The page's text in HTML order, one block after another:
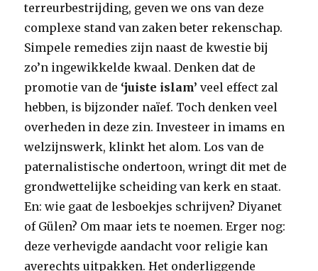
terreurbestrijding, geven we ons van deze
complexe stand van zaken beter rekenschap.
Simpele remedies zijn naast de kwestie bij
zo’n ingewikkelde kwaal. Denken dat de
promotie van de ‘juiste islam’ veel effect zal
hebben, is bijzonder naïef. Toch denken veel
overheden in deze zin. Investeer in imams en
welzijnswerk, klinkt het alom. Los van de
paternalistische ondertoon, wringt dit met de
grondwettelijke scheiding van kerk en staat.
En: wie gaat de lesboekjes schrijven? Diyanet
of Gülen? Om maar iets te noemen. Erger nog:
deze verhevigde aandacht voor religie kan
averechts uitpakken. Het onderliggende